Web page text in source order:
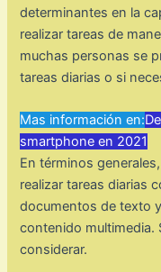
determinantes en la
realizar tareas de
muchas personas se
tareas diarias o si
Mas información en:
smartphone en 2021
En términos
realizar tareas diarias
documentos de texto
contenido multimedia.
considerar.